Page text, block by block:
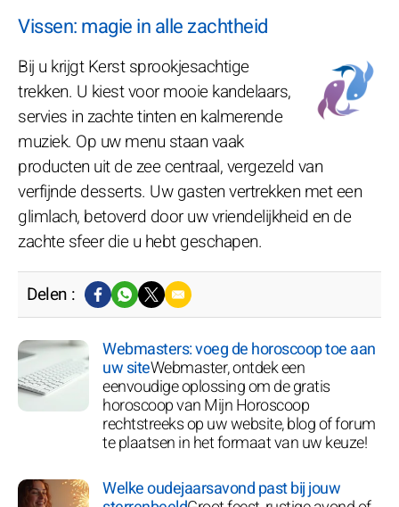
Vissen: magie in alle zachtheid
Bij u krijgt Kerst sprookjesachtige
trekken. U kiest voor mooie kandelaars,
servies in zachte tinten en kalmerende
muziek. Op uw menu staan vaak
producten uit de zee centraal, vergezeld van
verfijnde desserts. Uw gasten vertrekken met een
glimlach, betoverd door uw vriendelijkheid en de
zachte sfeer die u hebt geschapen.
Delen :
Webmasters: voeg de horoscoop toe aan
uw siteWebmaster, ontdek een
eenvoudige oplossing om de gratis
horoscoop van Mijn Horoscoop
rechtstreeks op uw website, blog of forum
te plaatsen in het formaat van uw keuze!
Welke oudejaarsavond past bij jouw